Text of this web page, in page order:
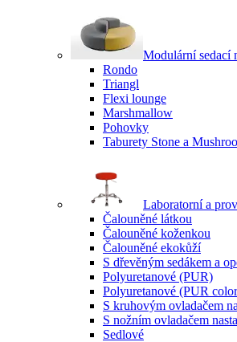
Modulární sedací
Rondo
Triangl
Flexi lounge
Marshmallow
Pohovky
Taburety Stone a
Laboratorní a
Čalouněné látkou
Čalouněné koženkou
Čalouněné ekokůží
S dřevěným sedákem a
Polyuretanové (PUR)
Polyuretanové (PUR
S kruhovým ovladačem
S nožním ovladačem
Sedlové